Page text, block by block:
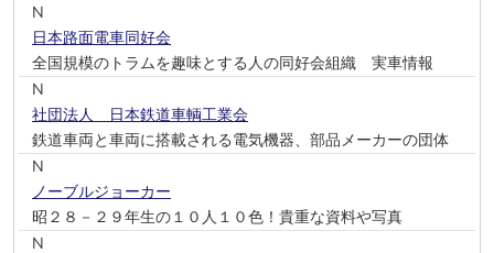
N
日本路面電車同好会
全国規模のトラムを趣味とする人の同好会組織 実車情報
N
社団法人 日本鉄道車輌工業会
鉄道車両と車両に搭載される電気機器、部品メーカーの団体
N
ノーブルジョーカー
昭２８－２９年生の１０人１０色！貴重な資料や写真
N